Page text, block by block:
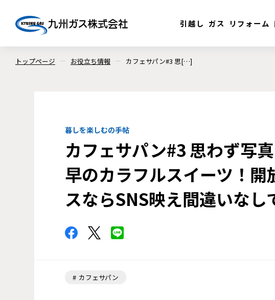
引越し ガス リフォーム
トップページ お役立ち情報 カフェサパン#3 思[…]
暮しを楽しむの手帖
カフェサパン#3 思わず写
早のカラフルスイーツ！開
スならSNS映え間違いなし
カフェサパン